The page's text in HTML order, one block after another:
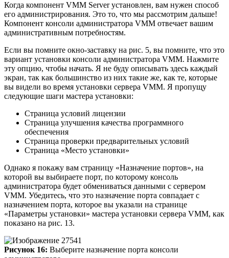
Когда компонент VMM Server установлен, вам нужен способ
его администрирования. Это то, что мы рассмотрим дальше!
Компонент консоли администратора VMM отвечает вашим
административным потребностям.
Если вы помните окно-заставку на рис. 5, вы помните, что это
вариант установки консоли администратора VMM. Нажмите
эту опцию, чтобы начать. Я не буду описывать здесь каждый
экран, так как большинство из них такие же, как те, которые
вы видели во время установки сервера VMM. Я пропущу
следующие шаги мастера установки:
Страница условий лицензии
Страница улучшения качества программного
обеспечения
Страница проверки предварительных условий
Страница «Место установки»
Однако я покажу вам страницу «Назначение портов», на
которой вы выбираете порт, по которому консоль
администратора будет обмениваться данными с сервером
VMM. Убедитесь, что это назначение порта совпадает с
назначением порта, которое вы указали на странице
«Параметры установки» мастера установки сервера VMM, как
показано на рис. 13.
Рисунок 16: Выберите назначение порта консоли